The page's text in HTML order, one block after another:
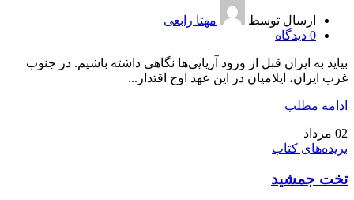
ارسال توسط
مهتا رابعی
0 دیدگاه
بیاید به ایران قبل از ورود آریایی‌ها نگاهی داشته باشیم. در جنوب
غرب ایران، ایلامیان در این عهد اوج اقتدار...
ادامه مطلب
02 مرداد
بریده‌های کتاب
تخت ‌جمشید